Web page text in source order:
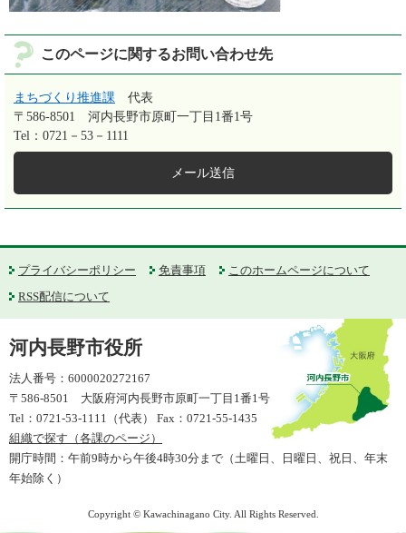
このページに関するお問い合わせ先
まちづくり推進課
代表
〒586-8501
河内長野市原町一丁目1番1号
Tel：0721－53－1111
メール送信
プライバシーポリシー 免責事項
このホームページについて
RSS配信について
河内長野市役所
法人番号：6000020272167
〒586-8501 大阪府河内長野市原町一丁目1番1号
Tel：0721-53-1111（代表） Fax：0721-55-1435
組織で探す（各課のページ）
開庁時間：午前9時から午後4時30分まで（土曜日、日曜日、祝日、年末
年始除く）
Copyright © Kawachinagano City. All Rights Reserved.